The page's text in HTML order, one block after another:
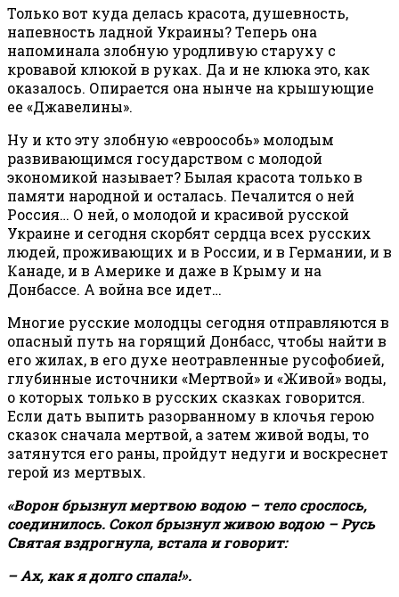
Только вот куда делась красота, душевность,
напевность ладной Украины? Теперь она
напоминала злобную уродливую старуху с
кровавой клюкой в руках. Да и не клюка это, как
оказалось. Опирается она нынче на крышующие
ее «Джавелины».
Ну и кто эту злобную «евроособь» молодым
развивающимся государством с молодой
экономикой называет? Былая красота только в
памяти народной и осталась. Печалится о ней
Россия… О ней, о молодой и красивой русской
Украине и сегодня скорбят сердца всех русских
людей, проживающих и в России, и в Германии, и в
Канаде, и в Америке и даже в Крыму и на
Донбассе. А война все идет…
Многие русские молодцы сегодня отправляются в
опасный путь на горящий Донбасс, чтобы найти в
его жилах, в его духе неотравленные русофобией,
глубинные источники «Мертвой» и «Живой» воды,
о которых только в русских сказках говорится.
Если дать выпить разорванному в клочья герою
сказок сначала мертвой, а затем живой воды, то
затянутся его раны, пройдут недуги и воскреснет
герой из мертвых.
«Ворон брызнул мертвою водою – тело срослось,
соединилось. Сокол брызнул живою водою – Русь
Святая вздрогнула, встала и говорит:
– Ах, как я долго спала!».